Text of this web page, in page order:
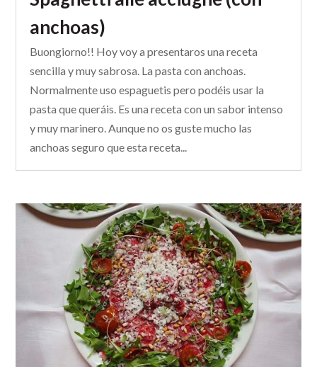
anchoas)
Buongiorno!! Hoy voy a presentaros una receta
sencilla y muy sabrosa. La pasta con anchoas.
Normalmente uso espaguetis pero podéis usar la
pasta que queráis. Es una receta con un sabor intenso
y muy marinero. Aunque no os guste mucho las
anchoas seguro que esta receta...